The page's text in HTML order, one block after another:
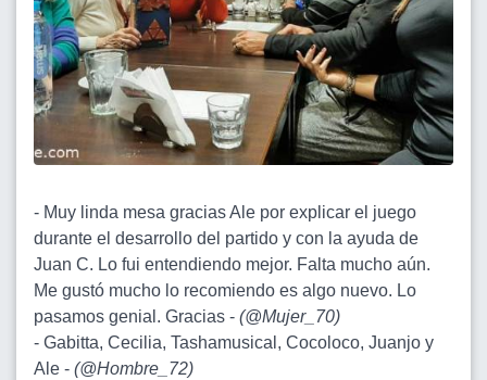
- Muy linda mesa gracias Ale por explicar el juego
durante el desarrollo del partido y con la ayuda de
Juan C. Lo fui entendiendo mejor. Falta mucho aún.
Me gustó mucho lo recomiendo es algo nuevo. Lo
pasamos genial. Gracias - (@Mujer_70)
- Gabitta, Cecilia, Tashamusical, Cocoloco, Juanjo y
Ale - (@Hombre_72)